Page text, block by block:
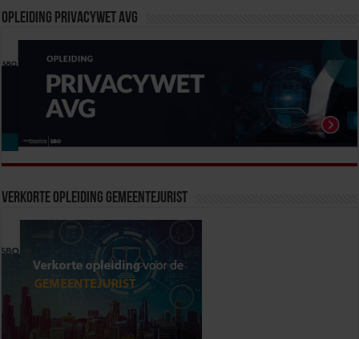
Opleiding Privacywet AVG
Verkorte Opleiding Gemeentejurist